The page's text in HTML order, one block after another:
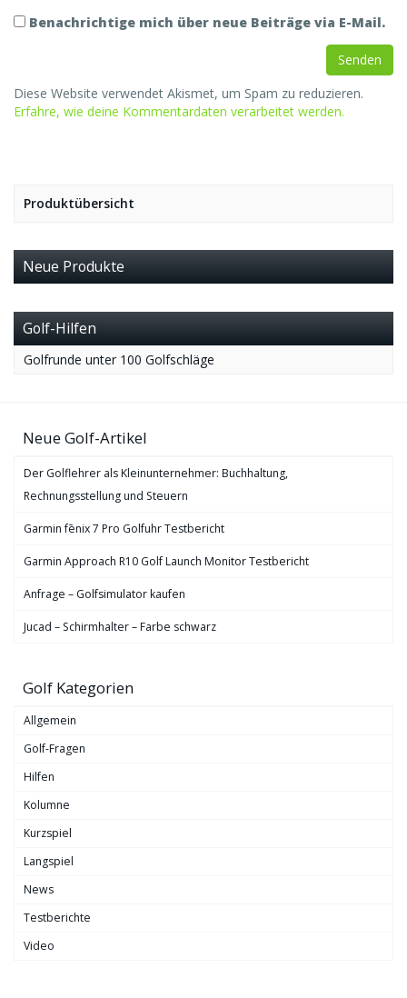
Benachrichtige mich über neue Beiträge via E-Mail.
Diese Website verwendet Akismet, um Spam zu reduzieren.
Erfahre, wie deine Kommentardaten verarbeitet werden.
Produktübersicht
Neue Produkte
Golf-Hilfen
Golfrunde unter 100 Golfschläge
Neue Golf-Artikel
Der Golflehrer als Kleinunternehmer: Buchhaltung,
Rechnungsstellung und Steuern
Garmin fēnix 7 Pro Golfuhr Testbericht
Garmin Approach R10 Golf Launch Monitor Testbericht
Anfrage – Golfsimulator kaufen
Jucad – Schirmhalter – Farbe schwarz
Golf Kategorien
Allgemein
Golf-Fragen
Hilfen
Kolumne
Kurzspiel
Langspiel
News
Testberichte
Video